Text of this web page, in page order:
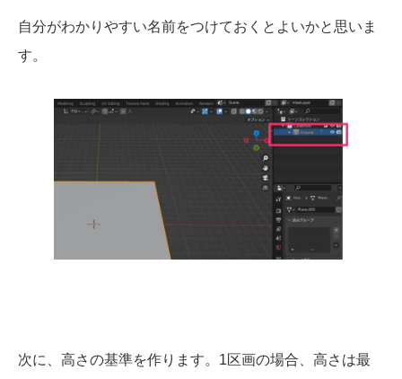
自分がわかりやすい名前をつけておくとよいかと思いま
す。
次に、高さの基準を作ります。1区画の場合、高さは最